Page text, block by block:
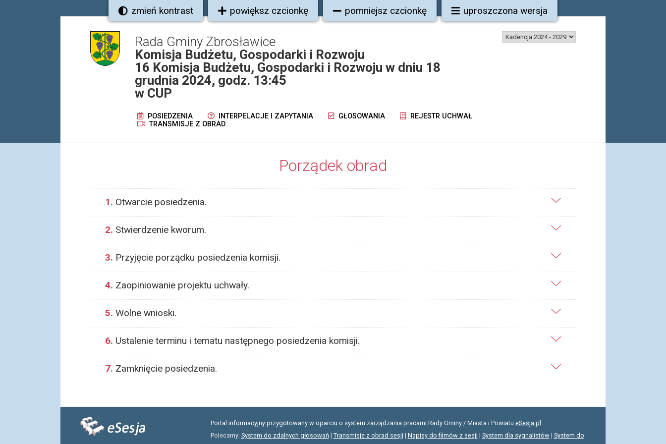
zmień kontrast powiększ czcionkę pomniejsz czcionkę uproszczona wersja
Rada Gminy Zbrosławice
Komisja Budżetu, Gospodarki i Rozwoju
16 Komisja Budżetu, Gospodarki i Rozwoju w dniu 18
grudnia 2024, godz. 13:45
w CUP
POSIEDZENIA INTERPELACJE I ZAPYTANIA GŁOSOWANIA
REJESTR UCHWAŁ
TRANSMISJE Z OBRAD
Porządek obrad
1. Otwarcie posiedzenia.
2. Stwierdzenie kworum.
3. Przyjęcie porządku posiedzenia komisji.
4. Zaopiniowanie projektu uchwały.
5. Wolne wnioski.
6. Ustalenie terminu i tematu następnego posiedzenia komisji.
7. Zamknięcie posiedzenia.
Portal informacyjny przygotowany w oparciu o system zarządzania pracami Rady Gminy / Miasta i Powiatu eSesja.pl
Polecamy: System do zdalnych głosowań| Transmisje z obrad sesji | Napisy do filmów z sesji | System dla sygnalistów| System do